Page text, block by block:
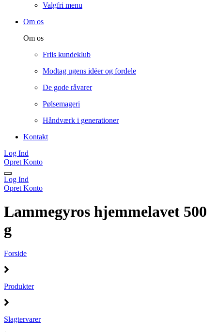
Valgfri menu
Om os
Om os
Friis kundeklub
Modtag ugens idéer og fordele
De gode råvarer
Pølsemageri
Håndværk i generationer
Kontakt
Log Ind
Opret Konto
Log Ind
Opret Konto
Lammegyros hjemmelavet 500
g
Forside
Produkter
Slagtervarer